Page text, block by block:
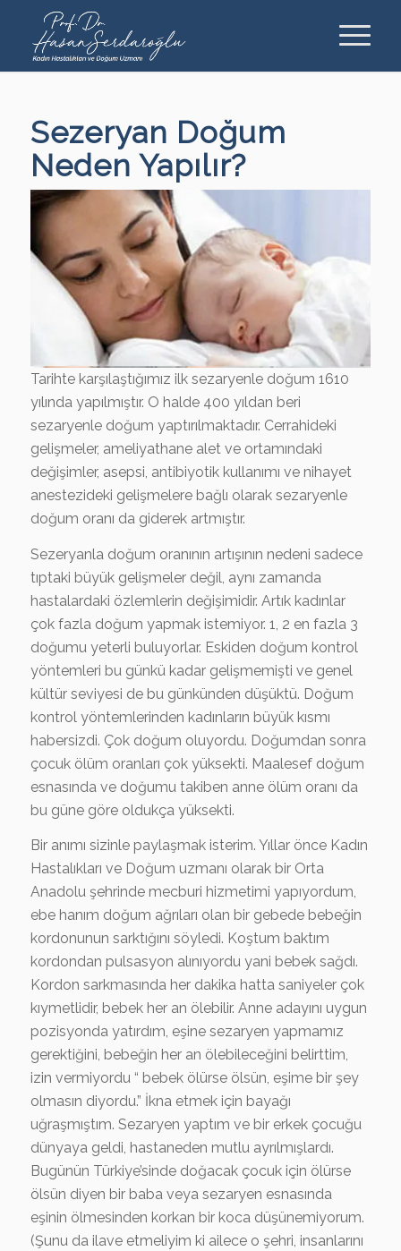
Sezeryan Doğum
Neden Yapılır?
Tarihte karşılaştığımız ilk sezaryenle doğum 1610
yılında yapılmıştır. O halde 400 yıldan beri
sezaryenle doğum yaptırılmaktadır. Cerrahideki
gelişmeler, ameliyathane alet ve ortamındaki
değişimler, asepsi, antibiyotik kullanımı ve nihayet
anestezideki gelişmelere bağlı olarak sezaryenle
doğum oranı da giderek artmıştır.
Sezeryanla doğum oranının artışının nedeni sadece
tıptaki büyük gelişmeler değil, aynı zamanda
hastalardaki özlemlerin değişimidir. Artık kadınlar
çok fazla doğum yapmak istemiyor. 1, 2 en fazla 3
doğumu yeterli buluyorlar. Eskiden doğum kontrol
yöntemleri bu günkü kadar gelişmemişti ve genel
kültür seviyesi de bu günkünden düşüktü. Doğum
kontrol yöntemlerinden kadınların büyük kısmı
habersizdi. Çok doğum oluyordu. Doğumdan sonra
çocuk ölüm oranları çok yüksekti. Maalesef doğum
esnasında ve doğumu takiben anne ölüm oranı da
bu güne göre oldukça yüksekti.
Bir anımı sizinle paylaşmak isterim. Yıllar önce Kadın
Hastalıkları ve Doğum uzmanı olarak bir Orta
Anadolu şehrinde mecburi hizmetimi yapıyordum,
ebe hanım doğum ağrıları olan bir gebede bebeğin
kordonunun sarktığını söyledi. Koştum baktım
kordondan pulsasyon alınıyordu yani bebek sağdı.
Kordon sarkmasında her dakika hatta saniyeler çok
kıymetlidir, bebek her an ölebilir. Anne adayını uygun
pozisyonda yatırdım, eşine sezaryen yapmamız
gerektiğini, bebeğin her an ölebileceğini belirttim,
izin vermiyordu “ bebek ölürse ölsün, eşime bir şey
olmasın diyordu.” İkna etmek için bayağı
uğraşmıştım. Sezaryen yaptım ve bir erkek çocuğu
dünyaya geldi, hastaneden mutlu ayrılmışlardı.
Bugünün Türkiye’sinde doğacak çocuk için ölürse
ölsün diyen bir baba veya sezaryen esnasında
eşinin ölmesinden korkan bir koca düşünemiyorum.
(Şunu da ilave etmeliyim ki ailece o şehri, insanlarını